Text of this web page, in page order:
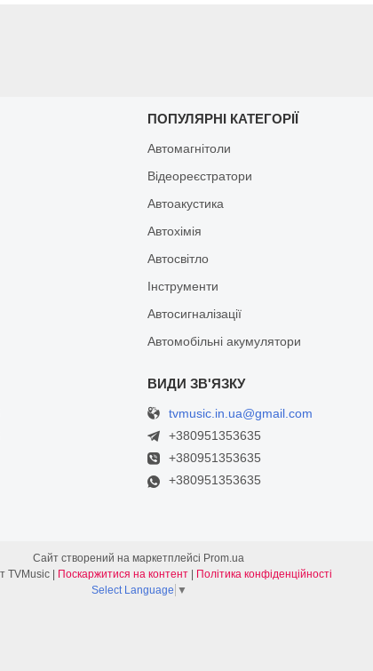
ПОПУЛЯРНІ КАТЕГОРІЇ
Автомагнітоли
Відеореєстратори
Автоакустика
Автохімія
Автосвітло
Інструменти
Автосигналізації
Автомобільні акумулятори
tvmusic.in.ua@gmail.com
+380951353635
+380951353635
+380951353635
Сайт створений на маркетплейсі Prom.ua
Автомаркет TVMusic | Поскаржитися на контент | Політика конфіденційності
Select Language ▼